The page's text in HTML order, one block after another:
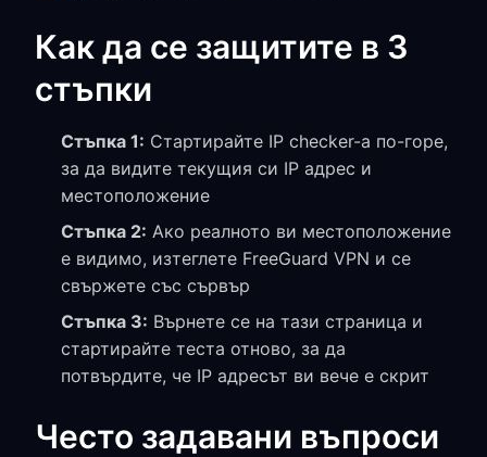
Как да се защитите в 3
стъпки
Стъпка 1: Стартирайте IP checker-а по-горе,
за да видите текущия си IP адрес и
местоположение
Стъпка 2: Ако реалното ви местоположение
е видимо, изтеглете FreeGuard VPN и се
свържете със сървър
Стъпка 3: Върнете се на тази страница и
стартирайте теста отново, за да
потвърдите, че IP адресът ви вече е скрит
Често задавани въпроси